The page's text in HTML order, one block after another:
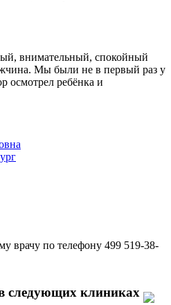
внимательный, спокойный
Мы были не в первый раз у
осмотрел ребёнка и
врачу по телефону 499 519-38-
следующих клиниках